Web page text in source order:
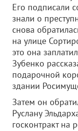
Его подписали
знали о
снова
на улице
это она
Зубенко
подарочной
здании
Затем он
Руслану
госконтракт на